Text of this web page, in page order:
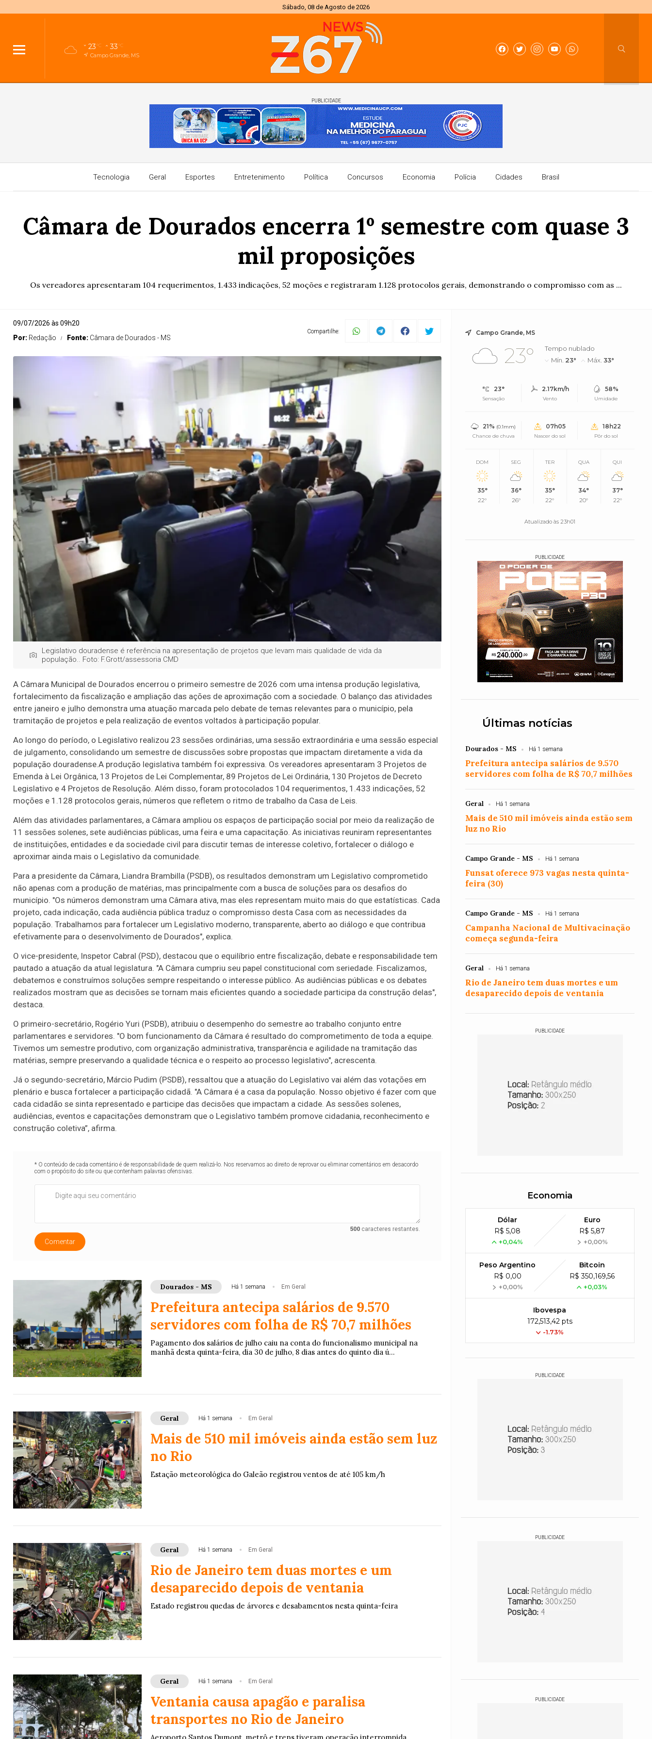
Sábado, 08 de Agosto de 2026
23°C 33°C
Campo Grande, MS
PUBLICIDADE
Tecnologia Geral Esportes Entretenimento Política Concursos Economia Polícia Cidades Brasil
Câmara de Dourados encerra 1º semestre com quase 3
mil proposições
Os vereadores apresentaram 104 requerimentos, 1.433 indicações, 52 moções e registraram 1.128 protocolos gerais, demonstrando o compromisso com as ...
09/07/2026 às 09h20
Por: Redação Fonte: Câmara de Dourados - MS
Compartilhe:
Legislativo douradense é referência na apresentação de projetos que levam mais qualidade de vida da
população.. Foto: F.Grott/assessoria CMD
A Câmara Municipal de Dourados encerrou o primeiro semestre de 2026 com uma intensa produção legislativa,
fortalecimento da fiscalização e ampliação das ações de aproximação com a sociedade. O balanço das atividades
entre janeiro e julho demonstra uma atuação marcada pelo debate de temas relevantes para o município, pela
tramitação de projetos e pela realização de eventos voltados à participação popular.
Ao longo do período, o Legislativo realizou 23 sessões ordinárias, uma sessão extraordinária e uma sessão especial
de julgamento, consolidando um semestre de discussões sobre propostas que impactam diretamente a vida da
população douradense.A produção legislativa também foi expressiva. Os vereadores apresentaram 3 Projetos de
Emenda à Lei Orgânica, 13 Projetos de Lei Complementar, 89 Projetos de Lei Ordinária, 130 Projetos de Decreto
Legislativo e 4 Projetos de Resolução. Além disso, foram protocolados 104 requerimentos, 1.433 indicações, 52
moções e 1.128 protocolos gerais, números que refletem o ritmo de trabalho da Casa de Leis.
Além das atividades parlamentares, a Câmara ampliou os espaços de participação social por meio da realização de
11 sessões solenes, sete audiências públicas, uma feira e uma capacitação. As iniciativas reuniram representantes
de instituições, entidades e da sociedade civil para discutir temas de interesse coletivo, fortalecer o diálogo e
aproximar ainda mais o Legislativo da comunidade.
Para a presidente da Câmara, Liandra Brambilla (PSDB), os resultados demonstram um Legislativo comprometido
não apenas com a produção de matérias, mas principalmente com a busca de soluções para os desafios do
município. "Os números demonstram uma Câmara ativa, mas eles representam muito mais do que estatísticas. Cada
projeto, cada indicação, cada audiência pública traduz o compromisso desta Casa com as necessidades da
população. Trabalhamos para fortalecer um Legislativo moderno, transparente, aberto ao diálogo e que contribua
efetivamente para o desenvolvimento de Dourados", explica.
O vice-presidente, Inspetor Cabral (PSD), destacou que o equilíbrio entre fiscalização, debate e responsabilidade tem
pautado a atuação da atual legislatura. "A Câmara cumpriu seu papel constitucional com seriedade. Fiscalizamos,
debatemos e construímos soluções sempre respeitando o interesse público. As audiências públicas e os debates
realizados mostram que as decisões se tornam mais eficientes quando a sociedade participa da construção delas",
destaca.
O primeiro-secretário, Rogério Yuri (PSDB), atribuiu o desempenho do semestre ao trabalho conjunto entre
parlamentares e servidores. "O bom funcionamento da Câmara é resultado do comprometimento de toda a equipe.
Tivemos um semestre produtivo, com organização administrativa, transparência e agilidade na tramitação das
matérias, sempre preservando a qualidade técnica e o respeito ao processo legislativo", acrescenta.
Já o segundo-secretário, Márcio Pudim (PSDB), ressaltou que a atuação do Legislativo vai além das votações em
plenário e busca fortalecer a participação cidadã. "A Câmara é a casa da população. Nosso objetivo é fazer com que
cada cidadão se sinta representado e participe das decisões que impactam a cidade. As sessões solenes,
audiências, eventos e capacitações demonstram que o Legislativo também promove cidadania, reconhecimento e
construção coletiva”, afirma.
* O conteúdo de cada comentário é de responsabilidade de quem realizá-lo. Nos reservamos ao direito de reprovar ou eliminar comentários em desacordo
com o propósito do site ou que contenham palavras ofensivas.
500caracteres restantes.
Comentar
Dourados - MS Há 1 semana Em Geral
Prefeitura antecipa salários de 9.570
servidores com folha de R$ 70,7 milhões
Pagamento dos salários de julho caiu na conta do funcionalismo municipal na
manhã desta quinta-feira, dia 30 de julho, 8 dias antes do quinto dia ú...
Geral Há 1 semana Em Geral
Mais de 510 mil imóveis ainda estão sem luz
no Rio
Estação meteorológica do Galeão registrou ventos de até 105 km/h
Geral Há 1 semana Em Geral
Rio de Janeiro tem duas mortes e um
desaparecido depois de ventania
Estado registrou quedas de árvores e desabamentos nesta quinta-feira
Geral Há 1 semana Em Geral
Ventania causa apagão e paralisa
transportes no Rio de Janeiro
Campo Grande, MS
23°
Tempo nublado
Mín. 23° Máx.33°
23°
Sensação
2.17km/h
Vento
58%
Umidade
21% (0.1mm)
Chance de chuva
07h05
Nascer do sol
18h22
Pôr do sol
DOM
35°
22°
SEG
36°
26°
TER
35°
22°
QUA
34°
20°
QUI
37°
22°
Atualizado às 23h01
PUBLICIDADE
Últimas notícias
Dourados - MS Há 1 semana
Prefeitura antecipa salários de 9.570
servidores com folha de R$ 70,7 milhões
Geral Há 1 semana
Mais de 510 mil imóveis ainda estão sem
luz no Rio
Campo Grande - MS Há 1 semana
Funsat oferece 973 vagas nesta quinta-
feira (30)
Campo Grande - MS Há 1 semana
Campanha Nacional de Multivacinação
começa segunda-feira
Geral Há 1 semana
Rio de Janeiro tem duas mortes e um
desaparecido depois de ventania
PUBLICIDADE
Economia
Dólar
R$ 5,08
+0,04%
Euro
R$ 5,87
+0,00%
Peso Argentino
R$ 0,00
+0,00%
Bitcoin
R$ 350,169,56
+0,03%
Ibovespa
172,513,42 pts
-1.73%
PUBLICIDADE
PUBLICIDADE
PUBLICIDADE